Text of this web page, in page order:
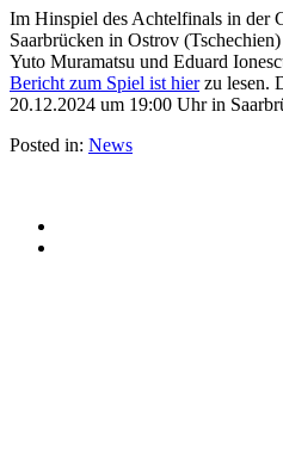
Im Hinspiel des Achtelfinals in der
Saarbrücken in Ostrov
Yuto Muramatsu und Eduard
Bericht zum Spiel ist hierzu lesen.
20.12.2024 um 19:00 Uhr in
Posted in: News